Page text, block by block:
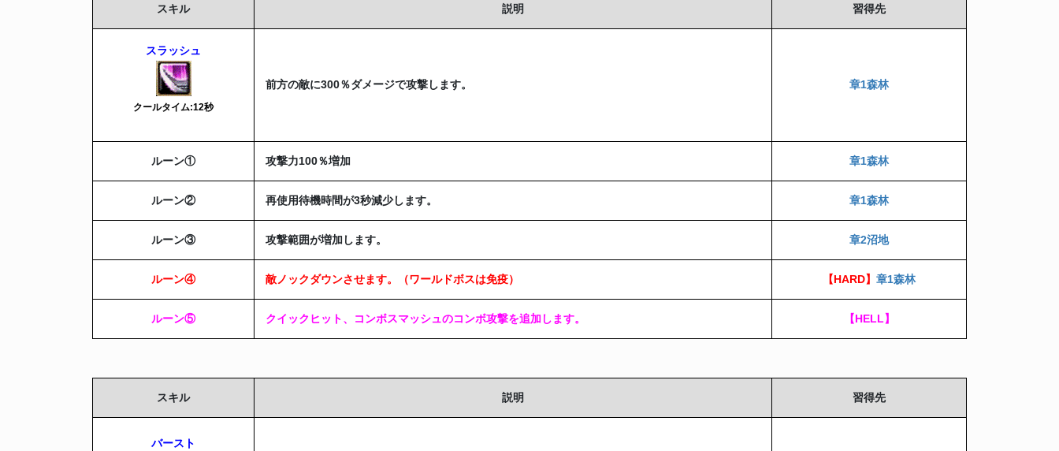
スキル 説明 習得先
スラッシュ
クールタイム:12秒
前方の敵に300％ダメージで攻撃します。 章1森林
ルーン① 攻撃力100％増加 章1森林
ルーン② 再使用待機時間が3秒減少します。 章1森林
ルーン③ 攻撃範囲が増加します。 章2沼地
ルーン④ 敵ノックダウンさせます。（ワールドボスは免疫） 【HARD】 章1森林
ルーン⑤ クイックヒット、コンボスマッシュのコンボ攻撃を追加します。 【HELL】
スキル 説明 習得先
バースト